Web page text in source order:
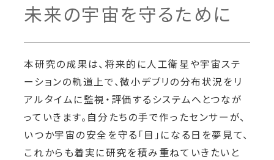
未来の宇宙を守るために
本研究の成果は、将来的に人工衛星や宇宙ステ
ーションの軌道上で、微小デブリの分布状況をリ
アルタイムに監視・評価するシステムへとつなが
っていきます。自分たちの手で作ったセンサーが、
いつか宇宙の安全を守る「目」になる日を夢見て、
これからも着実に研究を積み重ねていきたいと